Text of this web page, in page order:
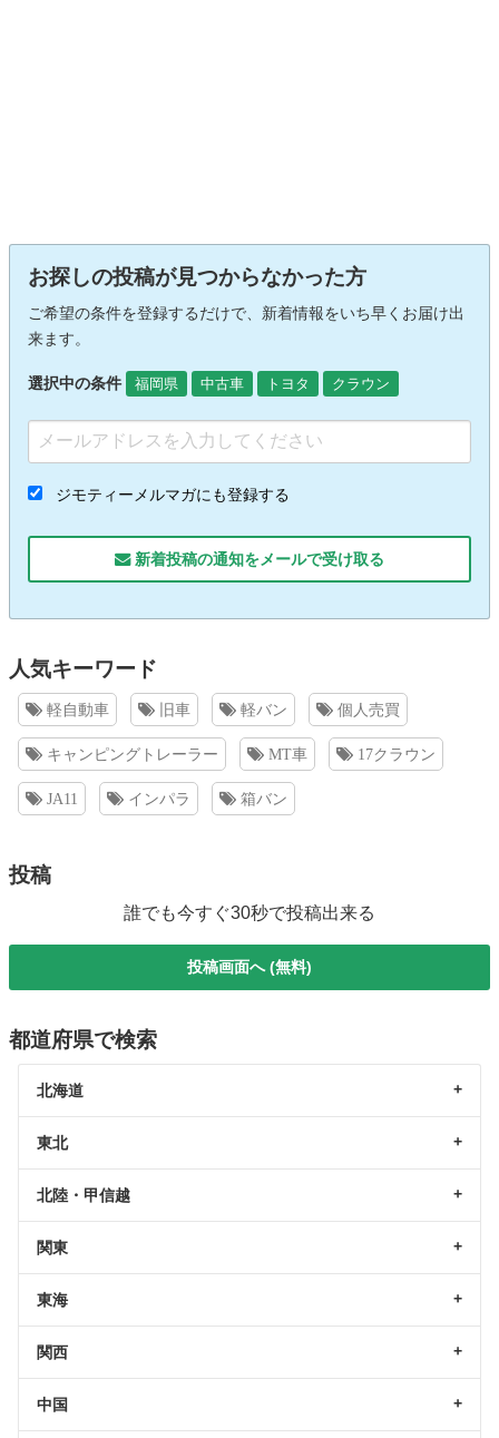
お探しの投稿が見つからなかった方
ご希望の条件を登録するだけで、新着情報をいち早くお届け出
来ます。
選択中の条件 福岡県 中古車 トヨタ クラウン
ジモティーメルマガにも登録する
新着投稿の通知をメールで受け取る
人気キーワード
軽自動車 旧車 軽バン 個人売買
キャンピングトレーラー MT車 17クラウン
JA11 インパラ 箱バン
投稿
誰でも今すぐ30秒で投稿出来る
投稿画面へ (無料)
都道府県で検索
北海道
東北
北陸・甲信越
関東
東海
関西
中国